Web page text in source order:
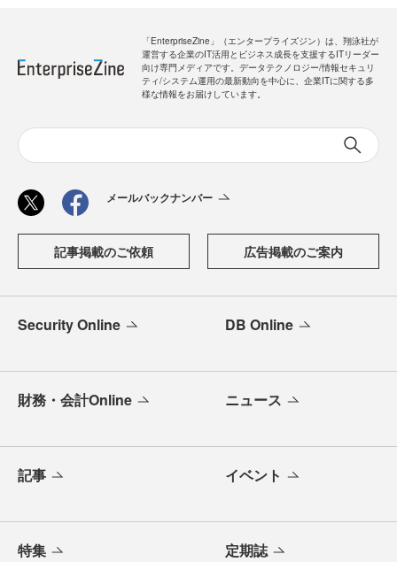
「EnterpriseZine」（エンタープライズジン）は、翔泳社が
運営する企業のIT活用とビジネス成長を支援するITリーダー
向け専門メディアです。データテクノロジー/情報セキュリ
ティ/システム運用の最新動向を中心に、企業ITに関する多
様な情報をお届けしています。
メールバックナンバー
記事掲載のご依頼 広告掲載のご案内
Security Online DB Online
財務・会計Online ニュース
記事 イベント
特集 定期誌